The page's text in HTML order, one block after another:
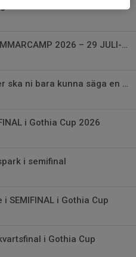
PROLETÄREN FF:S SOMMARCAMP 2026 – 29 JULI-1 AUGUSTI
När slutsignalen ljuder ska ni bara kunna säga en sak: Vi gav allt.
i Gothia Cup 2026
i semifinal
SEMIFINAL i Gothia Cup
i Gothia Cup